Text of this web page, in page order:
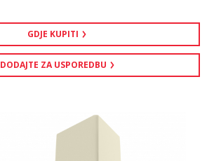
GDJE KUPITI
DODAJTE ZA USPOREDBU